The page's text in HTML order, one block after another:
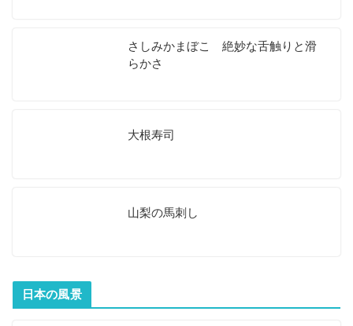
さしみかまぼこ 絶妙な舌触りと滑
らかさ
大根寿司
山梨の馬刺し
日本の風景